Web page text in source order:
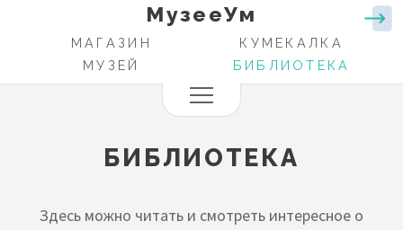
МузееУм
ОСНОВНАЯ
НАВИГАЦИЯ
МУЗЕЙ БИБЛИОТЕКА
МАГАЗИН КУМЕКАЛКА
БИБЛИОТЕКА
Здесь можно читать и смотреть интересное о